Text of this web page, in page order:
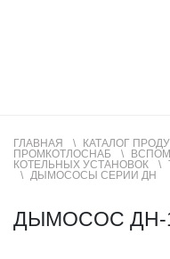
ГЛАВНАЯ
КАТАЛОГ
ПРОМКОТЛОСНАБ
КОТЕЛЬНЫХ УСТАНОВОК
ДЫМОСОСЫ СЕРИИ ДН
ДЫМОСОС ДН-